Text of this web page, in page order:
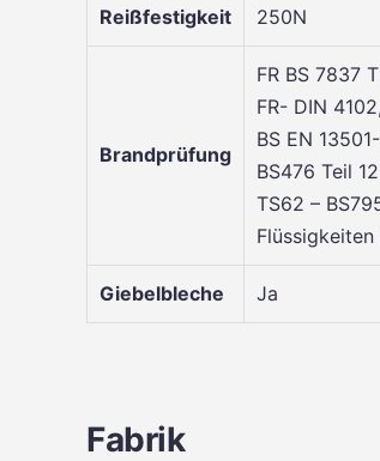
Reißfestigkeit 250N
Brandprüfung
FR BS 7837
FR- DIN
BS EN
BS476 Teil
TS62 –
Flüssigkeiten
Giebelbleche Ja
Fabrik